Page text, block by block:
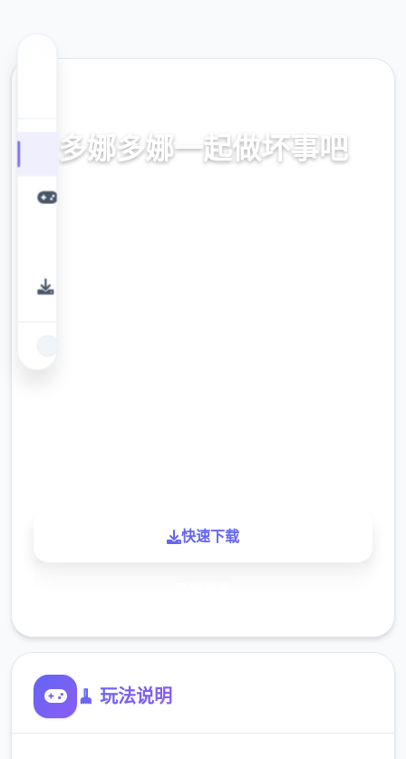
多娜多娜一起做坏事吧
官方中文，中文下载，中文入口，官网入口，
快速下载
🧹 玩法说明